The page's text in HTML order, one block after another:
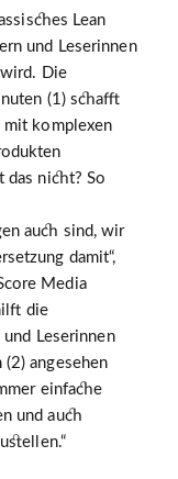
Lean
und Leserinnen
Die
(1) schafft
mit komplexen
das nicht? So
auch sind, wir
damit“,
Media
die
Leserinnen
angesehen
einfache
und auch